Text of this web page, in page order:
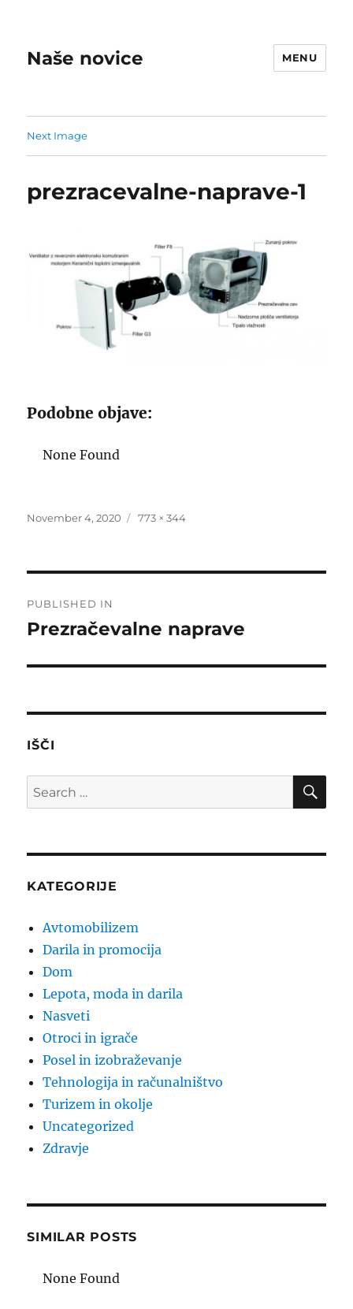
Naše novice MENU
Next Image
prezracevalne-naprave-1
Podobne objave:
None Found
Posted
November 4, 2020
Full
773 × 344
navigation
PUBLISHED IN
Prezračevalne naprave
IŠČI
Search
for:
KATEGORIJE
Avtomobilizem
Darila in promocija
Dom
Lepota, moda in darila
Nasveti
Otroci in igrače
Posel in izobraževanje
Tehnologija in računalništvo
Turizem in okolje
Uncategorized
Zdravje
SIMILAR POSTS
None Found